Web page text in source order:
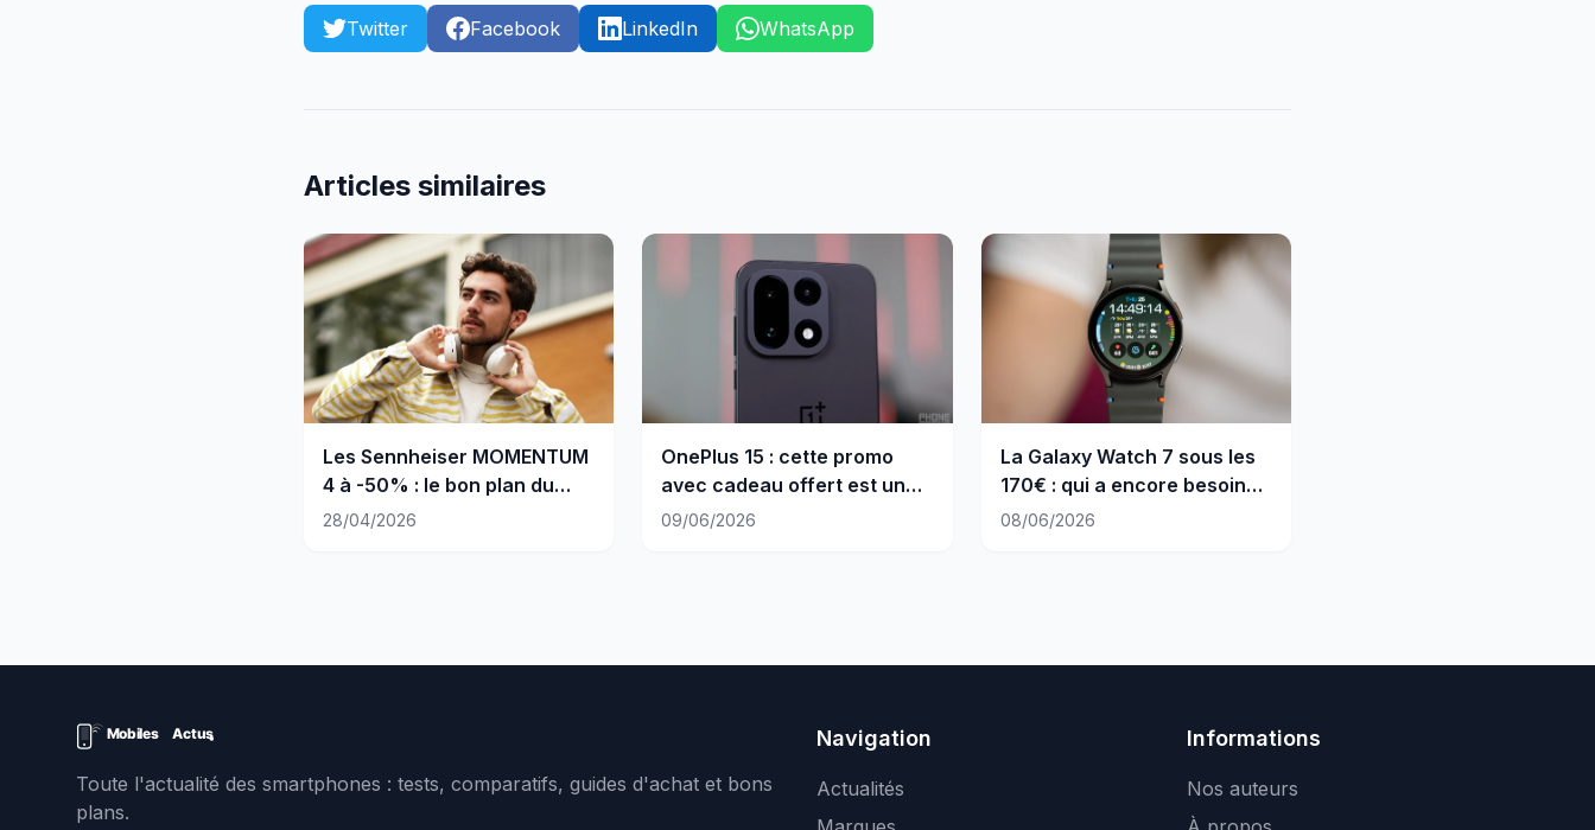
Twitter Facebook LinkedIn WhatsApp
Articles similaires
Les Sennheiser MOMENTUM
4 à -50% : le bon plan du
moment
28/04/2026
OnePlus 15 : cette promo
avec cadeau offert est un
appel du pied
09/06/2026
La Galaxy Watch 7 sous les
170€ : qui a encore besoin
de la Watch 8 ?
08/06/2026
Toute l'actualité des smartphones : tests, comparatifs, guides d'achat et bons
plans.
Navigation
Actualités
Informations
Nos auteurs